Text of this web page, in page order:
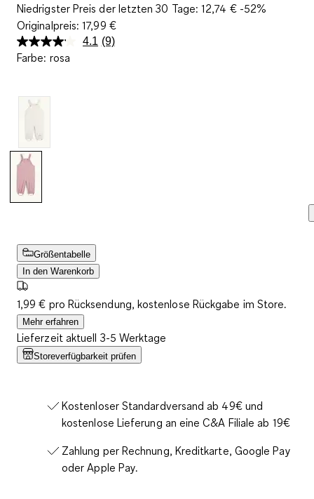
Niedrigster Preis der letzten 30 Tage:12,74 €-52%
Originalpreis:17,99 €
4.1 9
(9)
Farbe: rosa
Größentabelle
In den Warenkorb
1,99 € pro Rücksendung, kostenlose Rückgabe im Store.
Mehr erfahren
Lieferzeit aktuell 3-5 Werktage
Storeverfügbarkeit prüfen
Kostenloser Standardversand ab 49€ und
kostenlose Lieferung an eine C&A Filiale ab 19€
Zahlung per Rechnung, Kreditkarte, Google Pay
oder Apple Pay.